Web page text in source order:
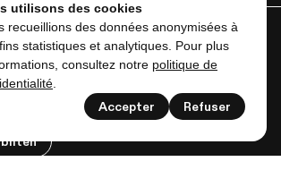
I MNOGO VIŠE
dobili sve vesti od Lausanne
bilten
utilisons des cookies
recueillions des données anonymisées à
statistiques et analytiques. Pour plus
consultez notre politique de
Accepter Refuser